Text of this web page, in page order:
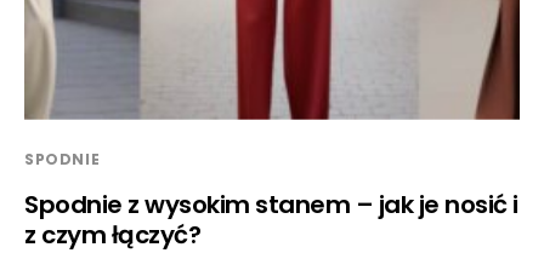
SPODNIE
Spodnie z wysokim stanem – jak je nosić i
z czym łączyć?